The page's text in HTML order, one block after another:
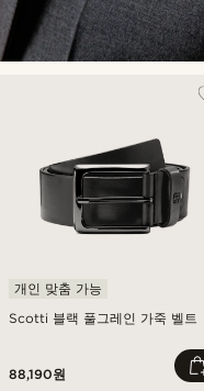
Scotti 블랙 풀그레인 가죽 벨트
개인 맞춤 가능
88,190원